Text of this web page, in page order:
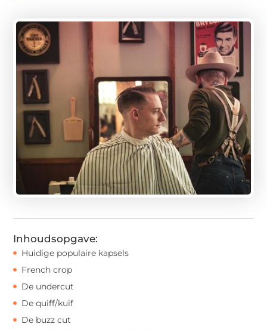
Inhoudsopgave:
Huidige populaire kapsels
French crop
De undercut
De quiff/kuif
De buzz cut